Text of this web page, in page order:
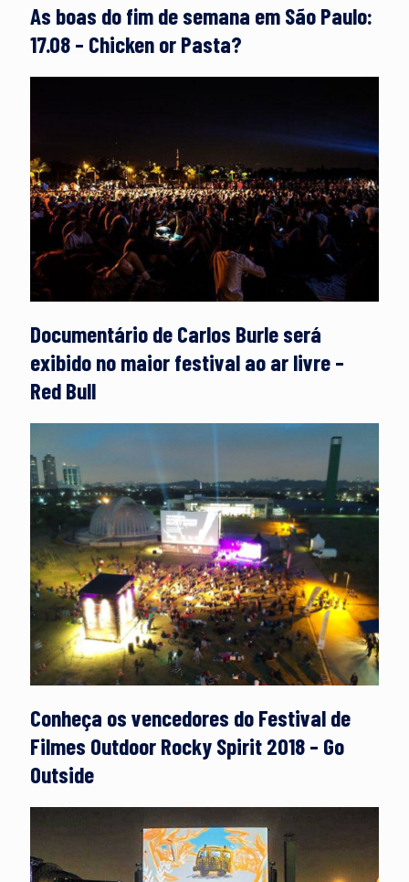
As boas do fim de semana em São Paulo:
17.08 – Chicken or Pasta?
Documentário de Carlos Burle será
exibido no maior festival ao ar livre –
Red Bull
Conheça os vencedores do Festival de
Filmes Outdoor Rocky Spirit 2018 – Go
Outside